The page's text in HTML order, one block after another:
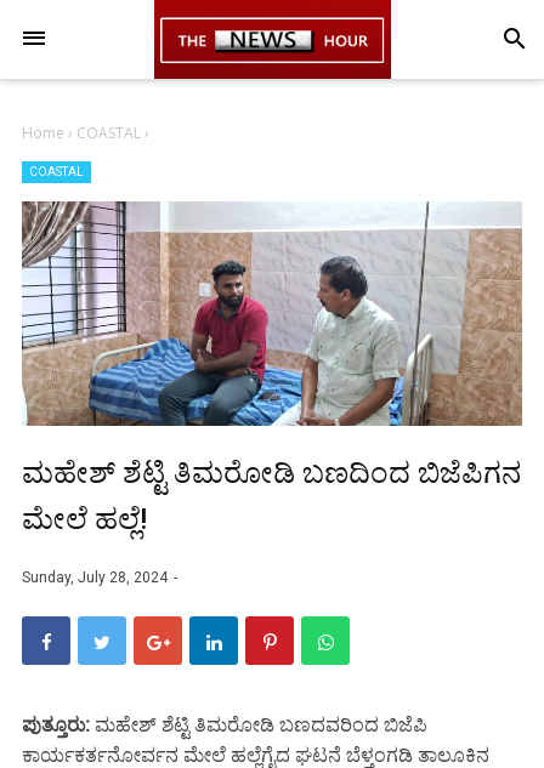
search
Home › COASTAL›
COASTAL
ಮಹೇಶ್ ಶೆಟ್ಟಿ‌ ತಿಮರೋಡಿ ಬಣದಿಂದ ಬಿಜೆಪಿಗನ
ಮೇಲೆ‌ ಹಲ್ಲೆ!
Sunday, July 28, 2024
ಪುತ್ತೂರು: ಮಹೇಶ್ ಶೆಟ್ಟಿ ತಿಮರೋಡಿ ಬಣದವರಿಂದ ಬಿಜೆಪಿ
ಕಾರ್ಯಕರ್ತನೋರ್ವನ ಮೇಲೆ ಹಲ್ಲೆಗೈದ ಘಟನೆ ಬೆಳ್ತಂಗಡಿ ತಾಲೂಕಿನ